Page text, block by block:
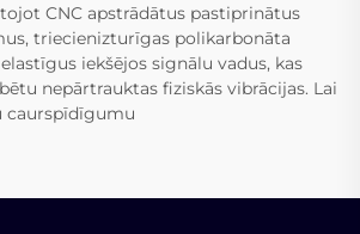
CNC apstrādātus pastiprinātus
triecienizturīgas polikarbonāta
iekšējos signālu vadus, kas
nepārtrauktas fiziskās vibrācijas. Lai
caurspīdīgumu